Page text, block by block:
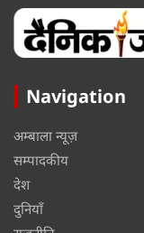
Navigation
अम्बाला न्यूज़
सम्पादकीय
देश
दुनियाँ